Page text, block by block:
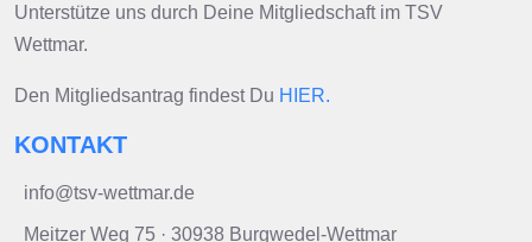
Unterstütze uns durch Deine Mitgliedschaft im TSV
Wettmar.
Den Mitgliedsantrag findest Du HIER.
KONTAKT
info@tsv-wettmar.de
Meitzer Weg 75 · 30938 Burgwedel-Wettmar